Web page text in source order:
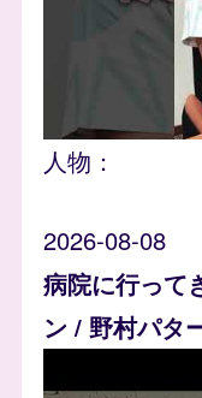
人物：
2026-08-08
病院に行って
ン / 野村パタ